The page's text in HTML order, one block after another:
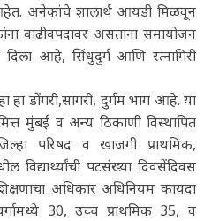
अनेकांचे शालार्थ आयडी मिळवून
वाढीवपदावर असताना समायोजन
आहे, सिंधुदुर्ग आणि रत्नागिरी
हा डोंगरी,सागरी, दुर्गम भाग आहे. या
मुंबई व अन्य ठिकाणी विस्थापित
परिषद व खाजगी प्राथमिक,
विद्यार्थ्यांची पटसंख्या दिवसेंदिवस
अधिकार अधिनियम कायदा
30, उच्च प्राथमिक 35, व